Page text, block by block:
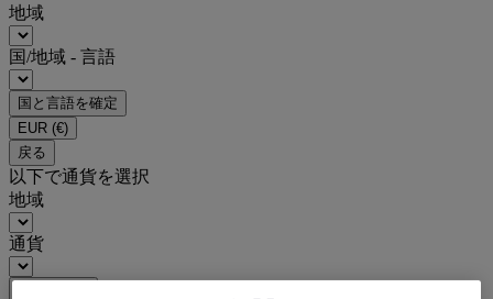
地域
国/地域 - 言語
国と言語を確定
EUR (€)
戻る
以下で通貨を選択
地域
通貨